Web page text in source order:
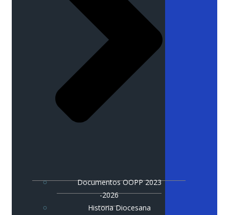
Documentos OOPP 2023
-2026
Historia Diocesana